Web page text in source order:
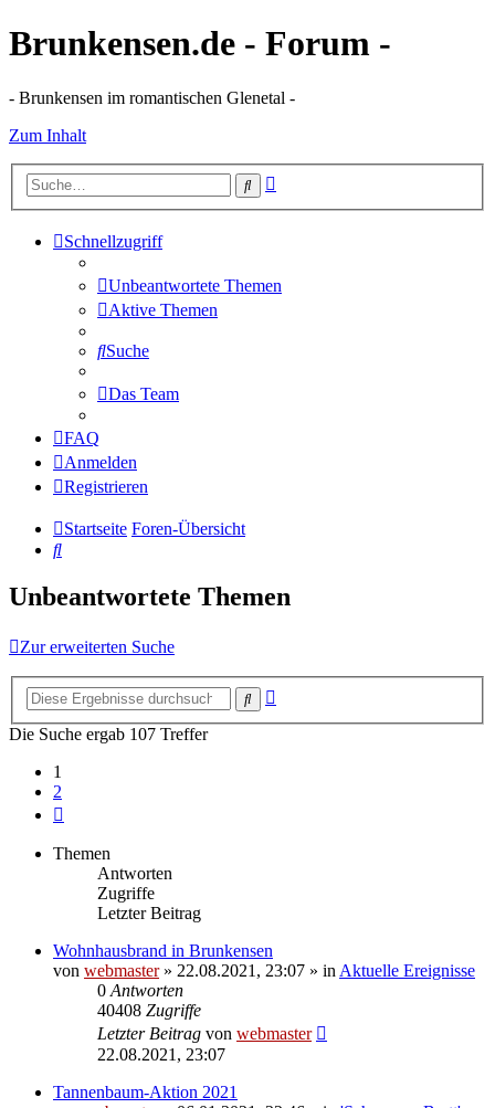
Brunkensen.de - Forum -
- Brunkensen im romantischen Glenetal -
Zum Inhalt
Suche
Schnellzugriff
Unbeantwortete Themen
Aktive Themen
Suche
Das Team
FAQ
Anmelden
Registrieren
Startseite Foren-Übersicht
Suche
Unbeantwortete Themen
Zur erweiterten Suche
Suche
Die Suche ergab 107 Treffer
1
2
Themen
Antworten
Zugriffe
Letzter Beitrag
Wohnhausbrand in Brunkensen
von webmaster» 22.08.2021, 23:07 » in Aktuelle Ereignisse
0 Antworten
40408 Zugriffe
Letzter Beitrag von webmaster
22.08.2021, 23:07
Tannenbaum-Aktion 2021